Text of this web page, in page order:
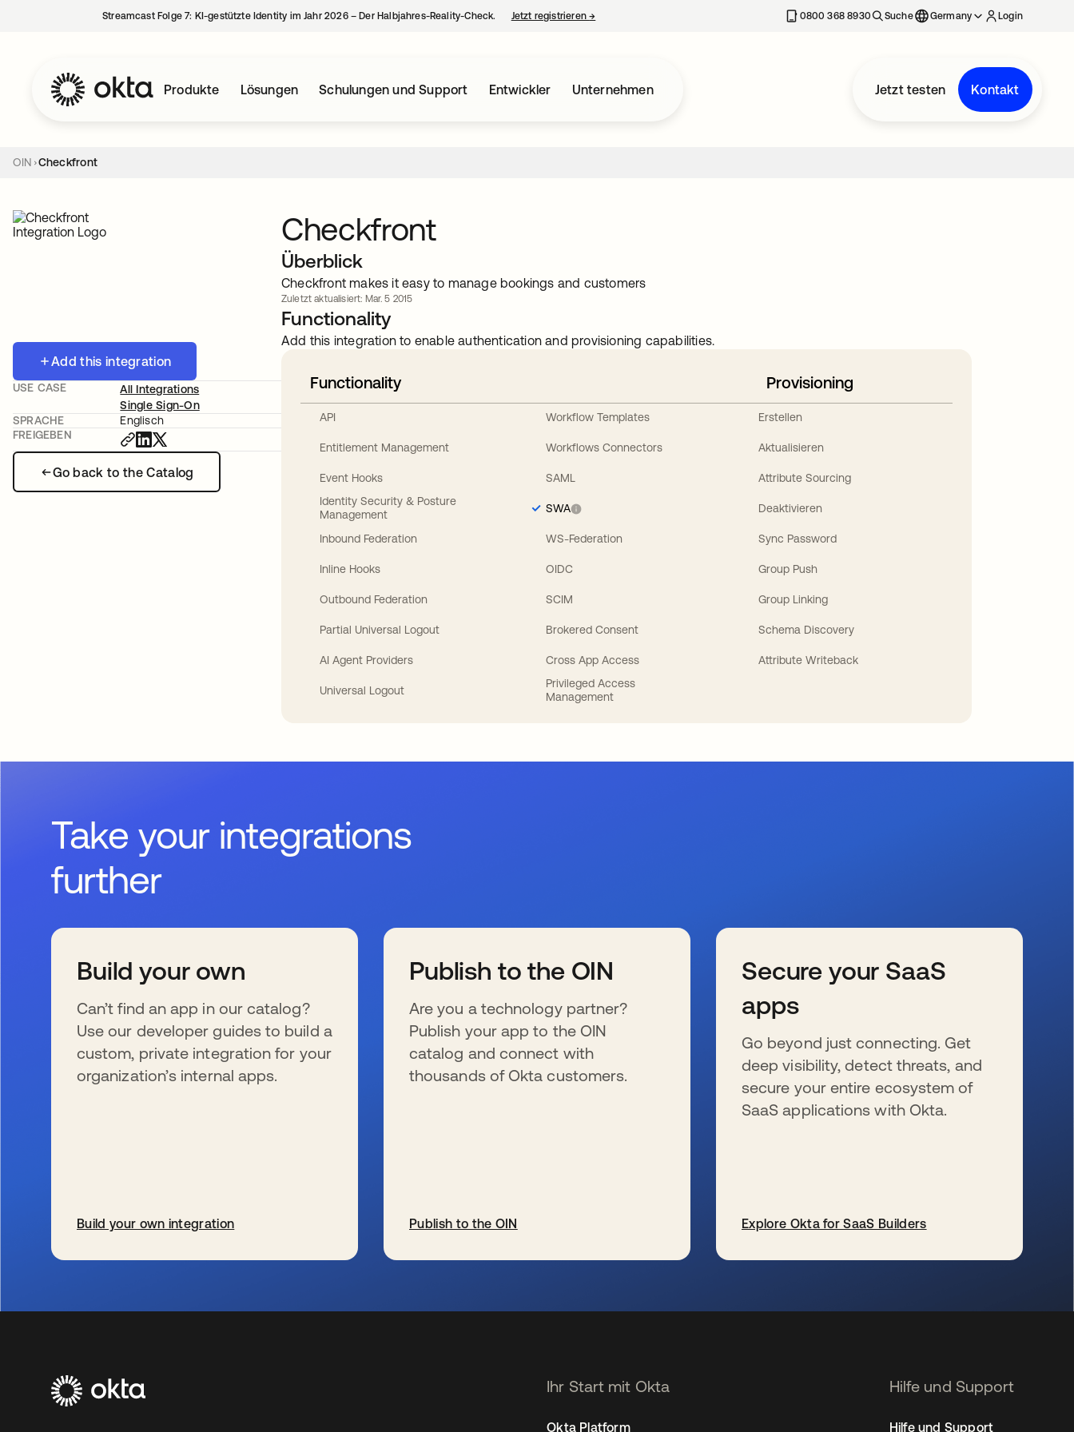
Streamcast Folge 7: KI-gestützte Identity im Jahr 2026 – Der Halbjahres-Reality-Check. Jetzt registrieren→ 0800 368 8930 Suche Germany Login
Produkte Lösungen Schulungen und Support Entwickler Unternehmen Jetzt testen Kontakt
OIN Checkfront
Add this integration
Go back to the Catalog
USE CASE
All Integrations
Single Sign-On
SPRACHE
Englisch
FREIGEBEN
Checkfront
Überblick
Checkfront makes it easy to manage bookings and customers
Zuletzt aktualisiert: Mar. 5 2015
Functionality
Add this integration to enable authentication and provisioning capabilities.
Functionality
API
Entitlement Management
Event Hooks
Identity Security & Posture
Management
Inbound Federation
Inline Hooks
Outbound Federation
Partial Universal Logout
AI Agent Providers
Universal Logout
Workflow Templates
Workflows Connectors
SAML
SWA
WS-Federation
OIDC
SCIM
Brokered Consent
Cross App Access
Privileged Access
Management
Provisioning
Erstellen
Aktualisieren
Attribute Sourcing
Deaktivieren
Sync Password
Group Push
Group Linking
Schema Discovery
Attribute Writeback
Take your integrations
further
Build your own
Can’t find an app in our catalog?
Use our developer guides to build a
custom, private integration for your
organization’s internal apps.
Build your own integration
Publish to the OIN
Are you a technology partner?
Publish your app to the OIN
catalog and connect with
thousands of Okta customers.
Publish to the OIN
Secure your SaaS
apps
Go beyond just connecting. Get
deep visibility, detect threats, and
secure your entire ecosystem of
SaaS applications with Okta.
Explore Okta for SaaS Builders
Ihr Start mit Okta
Okta Platform
Hilfe und Support
Hilfe und Support